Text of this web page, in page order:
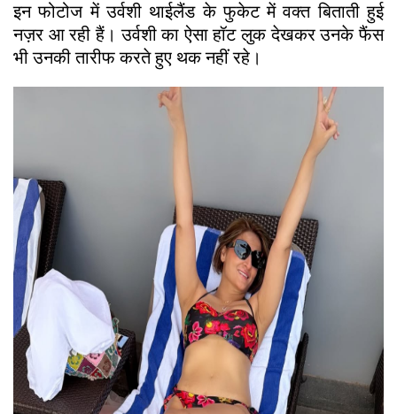
इन फोटोज में उर्वशी थाईलैंड के फुकेट में वक्त बिताती हुई
नज़र आ रही हैं। उर्वशी का ऐसा हॉट लुक देखकर उनके फैंस
भी उनकी तारीफ करते हुए थक नहीं रहे।